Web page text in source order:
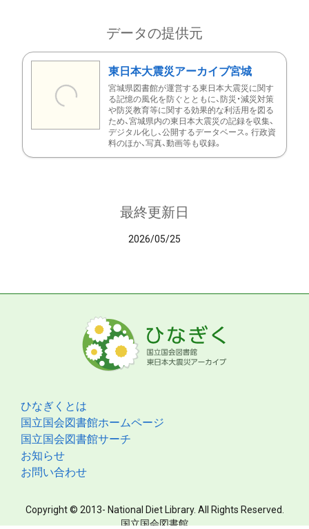
データの提供元
東日本大震災アーカイブ宮城
宮城県図書館が運営する東日本大震災に関す
る記憶の風化を防ぐとともに、防災・減災対策
や防災教育等に関する効果的な利活用を図る
ため、宮城県内の東日本大震災の記録を収集、
デジタル化し、公開するデータベース。行政資
料のほか、写真、動画等も収録。
最終更新日
2026/05/25
ひなぎくとは
国立国会図書館ホームページ
国立国会図書館サーチ
お知らせ
お問い合わせ
Copyright © 2013- National Diet Library. All Rights Reserved.